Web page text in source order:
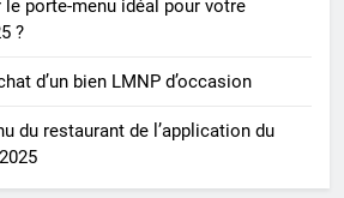
porte-menu idéal pour votre
?
d’un bien LMNP d’occasion
du restaurant de l’application du